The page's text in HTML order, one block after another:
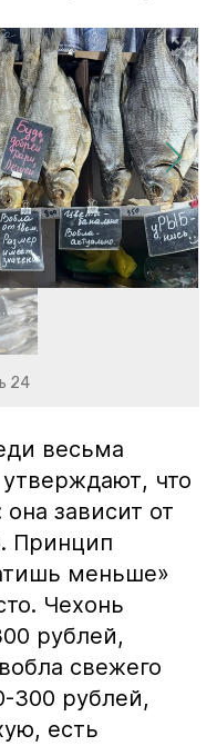
24
весьма
что
зависит от
Принцип
меньше»
Чехонь
рублей,
свежего
300 рублей,
есть